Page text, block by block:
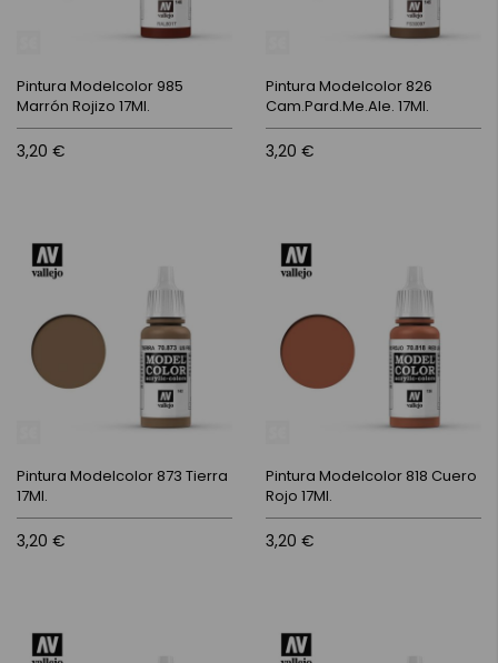
Pintura Modelcolor 985
Marrón Rojizo 17Ml.
3,20 €
Pintura Modelcolor 826
Cam.Pard.Me.Ale. 17Ml.
3,20 €
Pintura Modelcolor 873 Tierra
17Ml.
3,20 €
Pintura Modelcolor 818 Cuero
Rojo 17Ml.
3,20 €